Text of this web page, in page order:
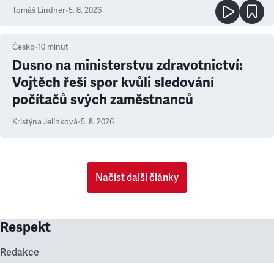
Tomáš Lindner•5. 8. 2026
Česko•10 minut
Dusno na ministerstvu zdravotnictví:
Vojtěch řeší spor kvůli sledování
počítačů svých zaměstnanců
Kristýna Jelínková•5. 8. 2026
Načíst další články
Respekt
Redakce